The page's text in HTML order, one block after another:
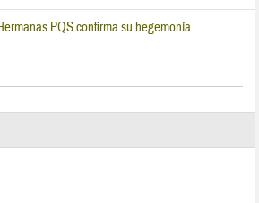
PQS confirma su hegemonía